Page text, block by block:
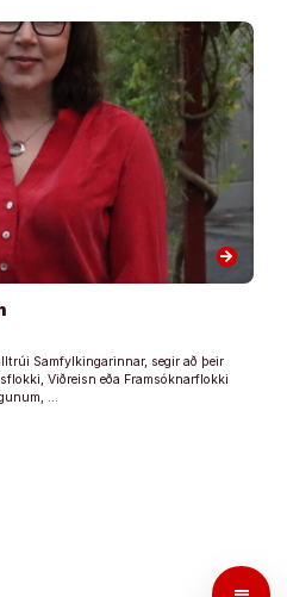
arrow_forward
Samfylkingarinnar, segir að þeir
Viðreisn eða Framsóknarflokki
…